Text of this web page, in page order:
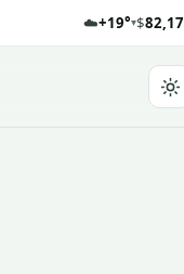
☁️+19°▾$82,17